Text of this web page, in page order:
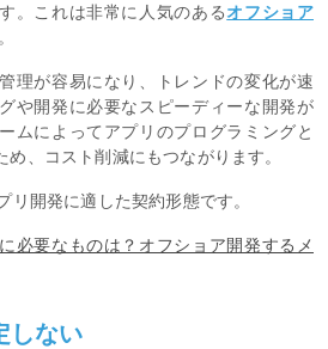
。これは非常に人気のあるオフショア
理が容易になり、トレンドの変化が速
や開発に必要なスピーディーな開発が
ムによってアプリのプログラミングと
、コスト削減にもつながります。
リ開発に適した契約形態です。
必要なものは？オフショア開発するメ
しない